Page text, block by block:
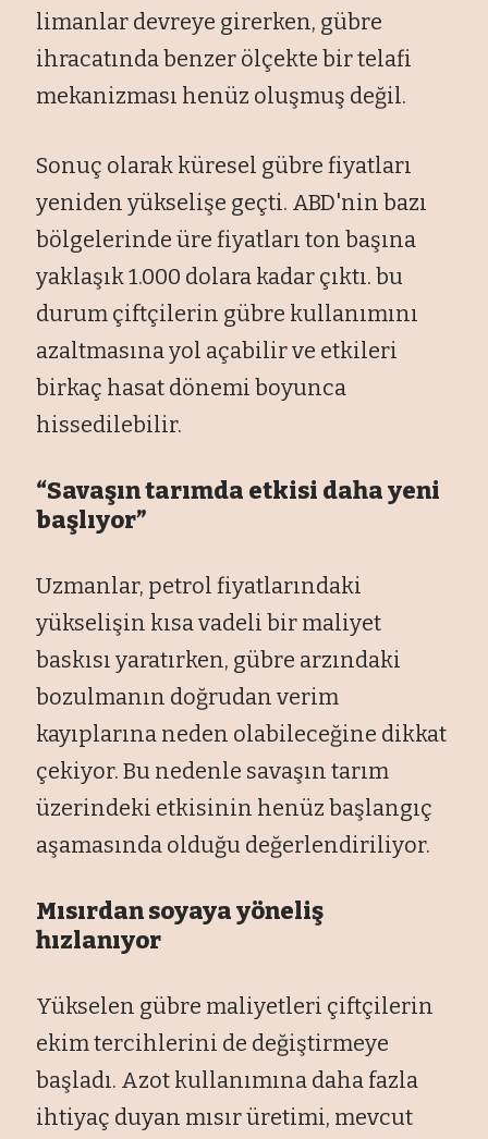
limanlar devreye girerken, gübre
ihracatında benzer ölçekte bir telafi
mekanizması henüz oluşmuş değil.
Sonuç olarak küresel gübre fiyatları
yeniden yükselişe geçti. ABD'nin bazı
bölgelerinde üre fiyatları ton başına
yaklaşık 1.000 dolara kadar çıktı. bu
durum çiftçilerin gübre kullanımını
azaltmasına yol açabilir ve etkileri
birkaç hasat dönemi boyunca
hissedilebilir.
“Savaşın tarımda etkisi daha yeni
başlıyor”
Uzmanlar, petrol fiyatlarındaki
yükselişin kısa vadeli bir maliyet
baskısı yaratırken, gübre arzındaki
bozulmanın doğrudan verim
kayıplarına neden olabileceğine dikkat
çekiyor. Bu nedenle savaşın tarım
üzerindeki etkisinin henüz başlangıç
aşamasında olduğu değerlendiriliyor.
Mısırdan soyaya yöneliş
hızlanıyor
Yükselen gübre maliyetleri çiftçilerin
ekim tercihlerini de değiştirmeye
başladı. Azot kullanımına daha fazla
ihtiyaç duyan mısır üretimi, mevcut